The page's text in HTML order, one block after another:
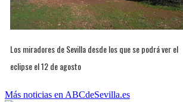
Los miradores de Sevilla desde los que se podrá ver el
eclipse el 12 de agosto
Más noticias en ABCdeSevilla.es